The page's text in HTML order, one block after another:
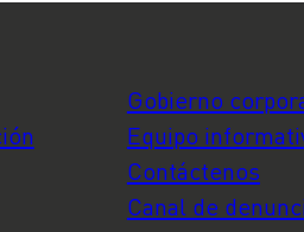
Gobierno
Equipo
Contáctenos
Canal de